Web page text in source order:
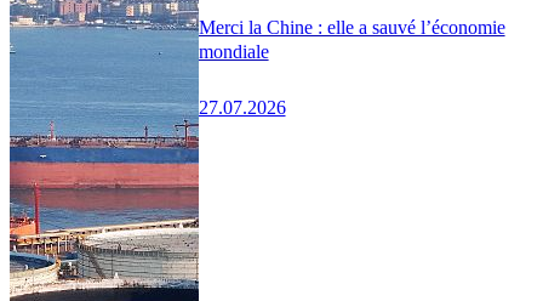
Merci la Chine : elle a sauvé l’économie
mondiale
27.07.2026